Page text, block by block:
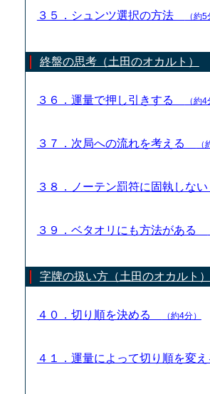
３５．シュンツ選択の方法 （約
終盤の思考（土田のオカルト）
３６．運量で押し引きする （約
３７．次局への流れを考える （
３８．ノーテン罰符に固執しな
３９．ベタオリにも方法がある
字牌の扱い方（土田のオカルト）
４０．切り順を決める （約4分）
４１．運量によって切り順を変